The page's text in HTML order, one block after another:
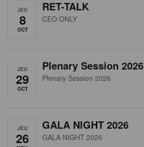
JEU
8
OCT
RET-TALK
CEO ONLY
JEU
29
OCT
Plenary Session 2026
Plenary Session 2026
JEU
26
GALA NIGHT 2026
GALA NIGHT 2026